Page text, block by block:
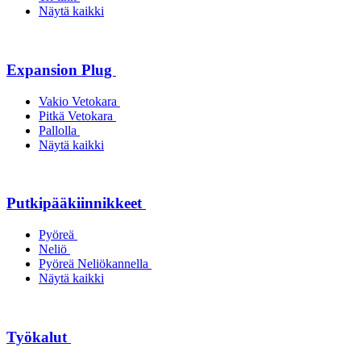
Näytä kaikki
Expansion Plug
Vakio Vetokara
Pitkä Vetokara
Pallolla
Näytä kaikki
Putkipääkiinnikkeet
Pyöreä
Neliö
Pyöreä Neliökannella
Näytä kaikki
Työkalut